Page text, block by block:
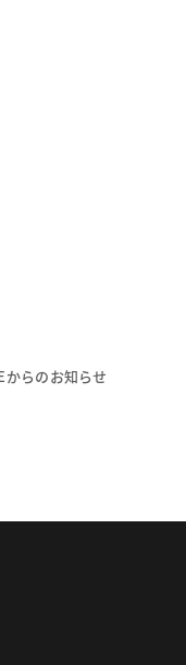
らのお知らせ